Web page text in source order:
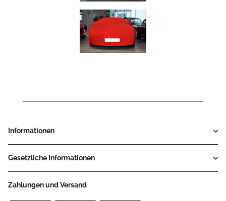
Informationen
Gesetzliche Informationen
Zahlungen und Versand